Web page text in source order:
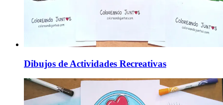
Dibujos de Actividades Recreativas